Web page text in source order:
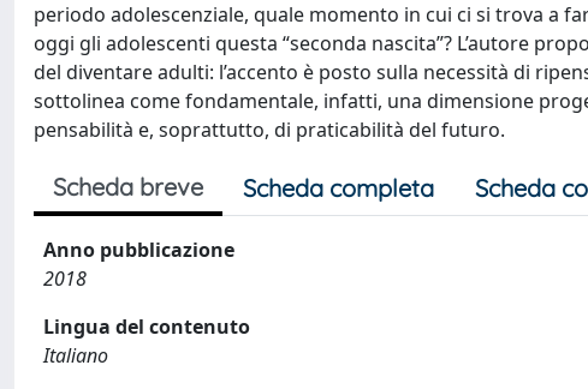
periodo adolescenziale, quale momento in cui ci si trova a
oggi gli adolescenti questa “seconda nascita”? L’autore
del diventare adulti: l’accento è posto sulla necessità di
sottolinea come fondamentale, infatti, una dimensione
pensabilità e, soprattutto, di praticabilità del futuro.
Scheda breve Scheda completa Scheda
Anno pubblicazione
2018
Lingua del contenuto
Italiano